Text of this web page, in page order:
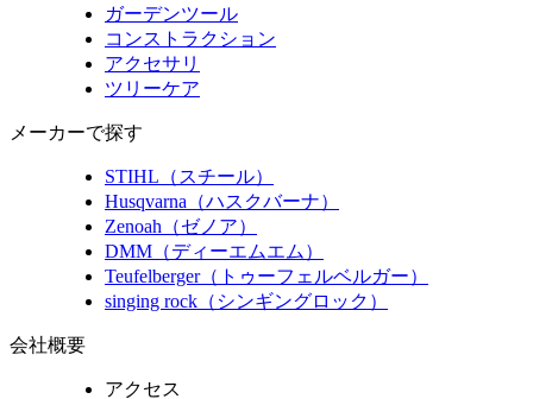
ガーデンツール
コンストラクション
アクセサリ
ツリーケア
メーカーで探す
STIHL（スチール）
Husqvarna（ハスクバーナ）
Zenoah（ゼノア）
DMM（ディーエムエム）
Teufelberger（トゥーフェルベルガー）
singing rock（シンギングロック）
会社概要
アクセス